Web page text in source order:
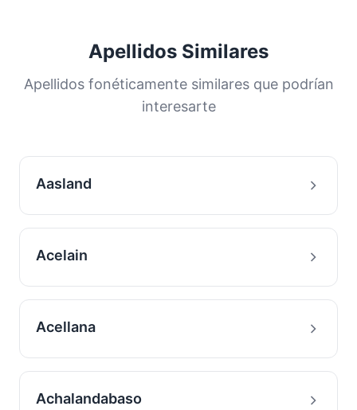
Apellidos Similares
Apellidos fonéticamente similares que podrían
interesarte
Aasland
Acelain
Acellana
Achalandabaso